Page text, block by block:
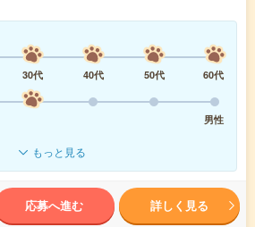
30代 40代 50代
60代
男性
もっと見る
応募へ進む 詳しく見る